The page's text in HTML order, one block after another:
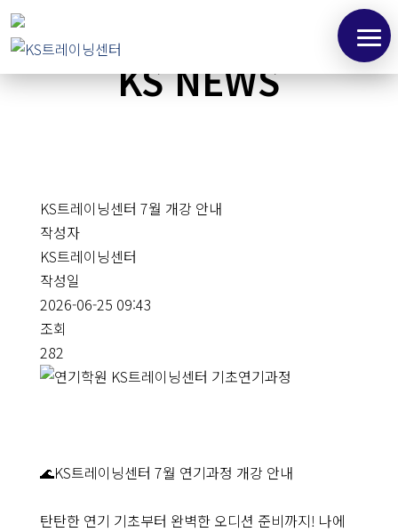
KS NEWS
KS트레이닝센터 7월 개강 안내
작성자
KS트레이닝센터
작성일
2026-06-25 09:43
조회
282
🌊KS트레이닝센터 7월 연기과정 개강 안내
탄탄한 연기 기초부터 완벽한 오디션 준비까지! 나에